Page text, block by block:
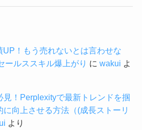
UP！もう売れないとは言わせな
ールススキル爆上がり に wakui よ
見！Perplexityで最新トレンドを掴
向上させる方法（(成長ストーリ
より